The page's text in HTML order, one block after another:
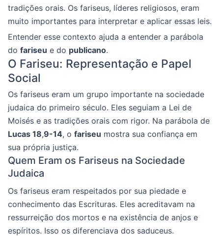
tradições orais. Os fariseus, líderes religiosos, eram
muito importantes para interpretar e aplicar essas leis.
Entender esse contexto ajuda a entender a parábola
do fariseu e do publicano.
O Fariseu: Representação e Papel
Social
Os fariseus eram um grupo importante na sociedade
judaica do primeiro século. Eles seguiam a Lei de
Moisés e as tradições orais com rigor. Na parábola de
Lucas 18,9-14, o fariseu mostra sua confiança em
sua própria justiça.
Quem Eram os Fariseus na Sociedade
Judaica
Os fariseus eram respeitados por sua piedade e
conhecimento das Escrituras. Eles acreditavam na
ressurreição dos mortos e na existência de anjos e
espíritos. Isso os diferenciava dos saduceus.